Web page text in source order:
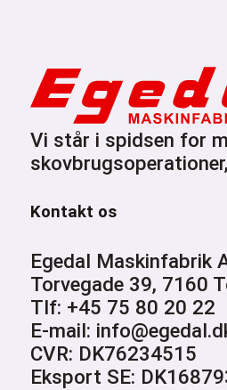
Vi står i spidsen for
Kontakt os
Egedal Maskinfabrik
Torvegade 39, 7160
Tlf: +45 75 80 20 22
E-mail:
CVR: DK76234515
Eksport SE: